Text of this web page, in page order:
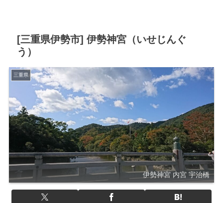
[三重県伊勢市] 伊勢神宮（いせじんぐ
う）
三重県
伊勢神宮 内宮 宇治橋